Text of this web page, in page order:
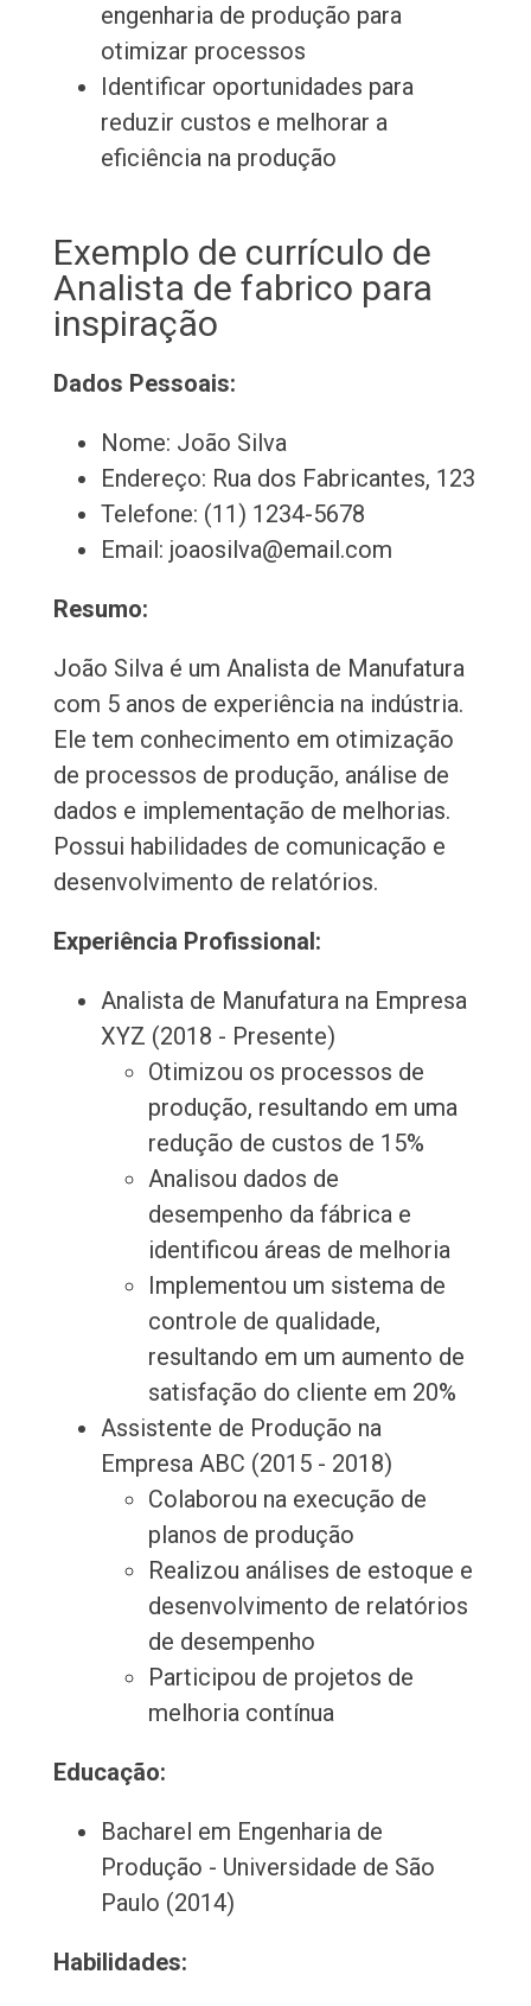
engenharia de produção para
otimizar processos
Identificar oportunidades para
reduzir custos e melhorar a
eficiência na produção
Exemplo de currículo de
Analista de fabrico para
inspiração
Dados Pessoais:
Nome: João Silva
Endereço: Rua dos Fabricantes, 123
Telefone: (11) 1234-5678
Email: joaosilva@email.com
Resumo:
João Silva é um Analista de Manufatura
com 5 anos de experiência na indústria.
Ele tem conhecimento em otimização
de processos de produção, análise de
dados e implementação de melhorias.
Possui habilidades de comunicação e
desenvolvimento de relatórios.
Experiência Profissional:
Analista de Manufatura na Empresa
XYZ (2018 - Presente)
Otimizou os processos de
produção, resultando em uma
redução de custos de 15%
Analisou dados de
desempenho da fábrica e
identificou áreas de melhoria
Implementou um sistema de
controle de qualidade,
resultando em um aumento de
satisfação do cliente em 20%
Assistente de Produção na
Empresa ABC (2015 - 2018)
Colaborou na execução de
planos de produção
Realizou análises de estoque e
desenvolvimento de relatórios
de desempenho
Participou de projetos de
melhoria contínua
Educação:
Bacharel em Engenharia de
Produção - Universidade de São
Paulo (2014)
Habilidades: